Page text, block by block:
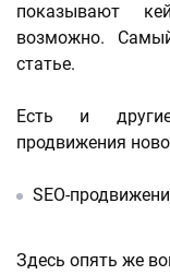
показывают
возможно.
статье.
Есть и
продвижения
SEO-
Здесь опять же